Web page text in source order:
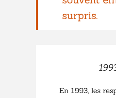
surpris.
En 1993, les